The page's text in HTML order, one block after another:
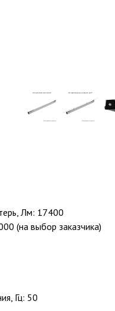
Лм: 17400
(на выбор заказчика)
Гц: 50